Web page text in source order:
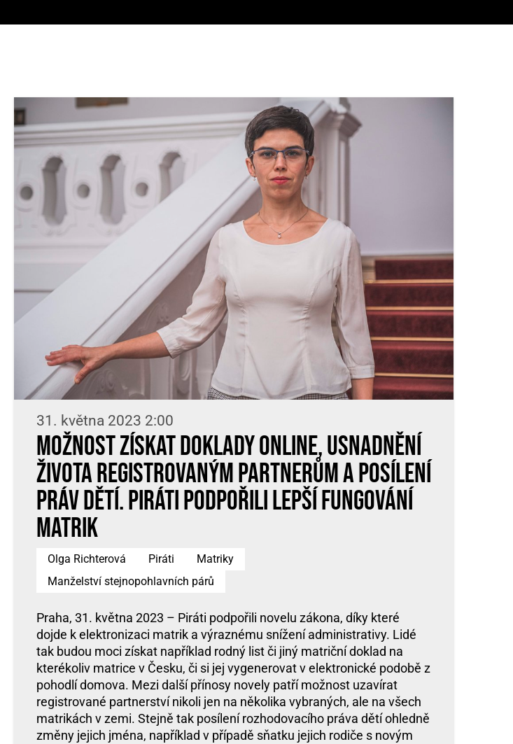
31. května 2023 2:00
Možnost získat doklady online, usnadnění
života registrovaným partnerům a posílení
práv dětí. Piráti podpořili lepší fungování
matrik
Olga Richterová Piráti
Matriky
Manželství stejnopohlavních párů
Praha, 31. května 2023 – Piráti podpořili novelu zákona, díky které
dojde k elektronizaci matrik a výraznému snížení administrativy. Lidé
tak budou moci získat například rodný list či jiný matriční doklad na
kterékoliv matrice v Česku, či si jej vygenerovat v elektronické podobě z
pohodlí domova. Mezi další přínosy novely patří možnost uzavírat
registrované partnerství nikoli jen na několika vybraných, ale na všech
matrikách v zemi. Stejně tak posílení rozhodovacího práva dětí ohledně
změny jejich jména, například v případě sňatku jejich rodiče s novým